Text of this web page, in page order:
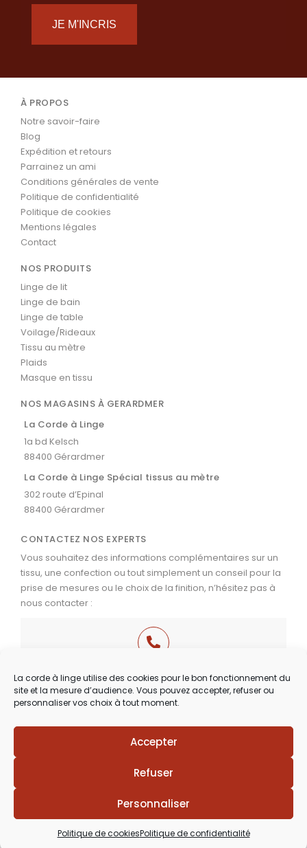
La corde à linge utilise des cookies pour le bon fonctionnement du
site et la mesure d’audience. Vous pouvez accepter, refuser ou
personnaliser vos choix à tout moment.
Accepter
Refuser
Personnaliser
Politique de cookiesPolitique de confidentialité
JE M'INCRIS
À PROPOS
Notre savoir-faire
Blog
Expédition et retours
Parrainez un ami
Conditions générales de vente
Politique de confidentialité
Politique de cookies
Mentions légales
Contact
NOS PRODUITS
Linge de lit
Linge de bain
Linge de table
Voilage/Rideaux
Tissu au mètre
Plaids
Masque en tissu
NOS MAGASINS À GERARDMER
La Corde à Linge
1a bd Kelsch
88400 Gérardmer
La Corde à Linge Spécial tissus au mètre
302 route d’Epinal
88400 Gérardmer
CONTACTEZ NOS EXPERTS
Vous souhaitez des informations complémentaires sur un
tissu, une confection ou tout simplement un conseil pour la
prise de mesures ou le choix de la finition, n’hésitez pas à
nous contacter :
03 29 60 49 17
Du Mardi au Samedi